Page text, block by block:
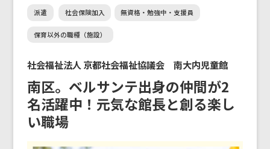
派遣 社会保険加入 無資格・勉強中・支援員
保育以外の職種（施設）
社会福祉法人 京都社会福祉協議会 南大内児童館
南区。ベルサンテ出身の仲間が2
名活躍中！元気な館長と創る楽し
い職場